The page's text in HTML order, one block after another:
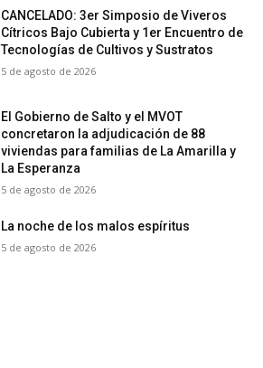
CANCELADO: 3er Simposio de Viveros
Cítricos Bajo Cubierta y 1er Encuentro de
Tecnologías de Cultivos y Sustratos
5 de agosto de 2026
El Gobierno de Salto y el MVOT
concretaron la adjudicación de 88
viviendas para familias de La Amarilla y
La Esperanza
5 de agosto de 2026
La noche de los malos espíritus
5 de agosto de 2026